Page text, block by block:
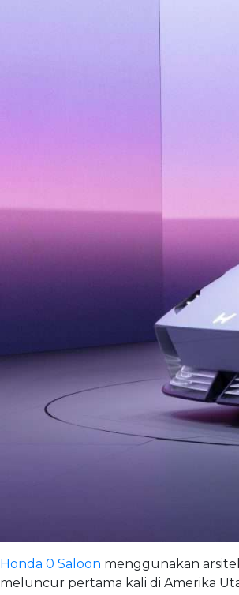
Honda 0 Saloon menggunakan
meluncur pertama kali di Amerika